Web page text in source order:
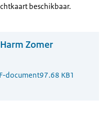
beschikbaar.
Zomer
document97.68 KB1